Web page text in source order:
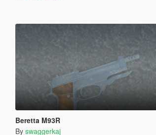
Beretta M93R
By swaggerkaj